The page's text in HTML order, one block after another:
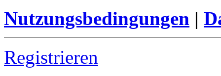
Nutzungsbedingungen |
Registrieren